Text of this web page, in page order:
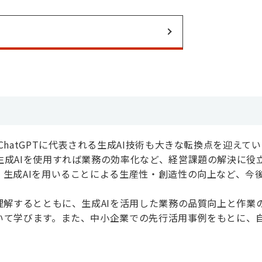
に代表される生成AI技術も大きな転換点を迎えて
AIを使用すれば業務の効率化など、経営課題の解決に役
成AIを用いることによる生産性・創造性の向上など、今
するとともに、生成AIを活用した業務の品質向上と作業
学びます。また、中小企業での先行活用事例をもとに、